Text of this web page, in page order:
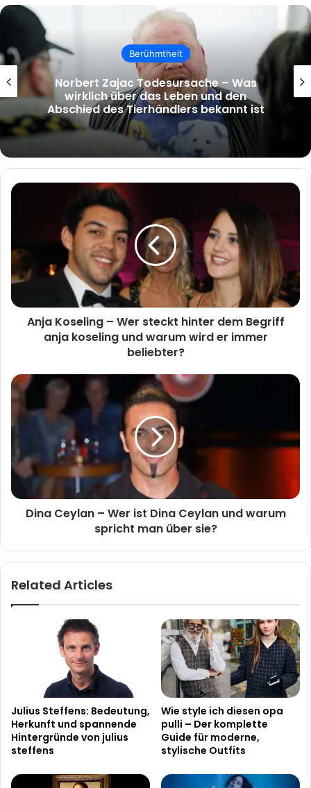
Berühmtheit
tinta knef krankheit – Wahrheit,
Verwechslung und die Hintergründe des
Suchbegriffs
Anja
steckt
hinter
dem
anja
koseling
er
immer
beliebter?
Anja Koseling – Wer steckt hinter dem Begriff
anja koseling und warum wird er immer
beliebter?
Dina
Wer
Ceylan
warum
spricht
Dina Ceylan – Wer ist Dina Ceylan und warum
spricht man über sie?
Related Articles
Julius Steffens: Bedeutung,
Herkunft und spannende
Hintergründe von julius
steffens
Wie style ich diesen opa
pulli – Der komplette
Guide für moderne,
stylische Outfits